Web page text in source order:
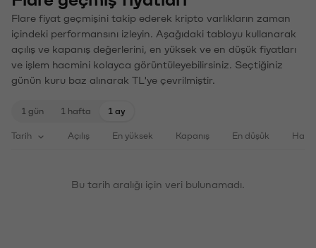
Flare fiyat geçmişini takip ederek kripto varlıkların zaman
içindeki performansını izleyin. Aşağıdaki tabloyu kullanarak
açılış ve kapanış değerlerini, en yüksek ve en düşük fiyatları
ve işlem hacmini kolayca görüntüleyebilirsiniz. Seçtiğiniz
günün kuru baz alınarak TL'ye çevrilmiştir.
1 gün 1 hafta 1 ay
Tarih Açılış En yüksek Kapanış En düşük
Bu tarih aralığı için veri bulunamadı.